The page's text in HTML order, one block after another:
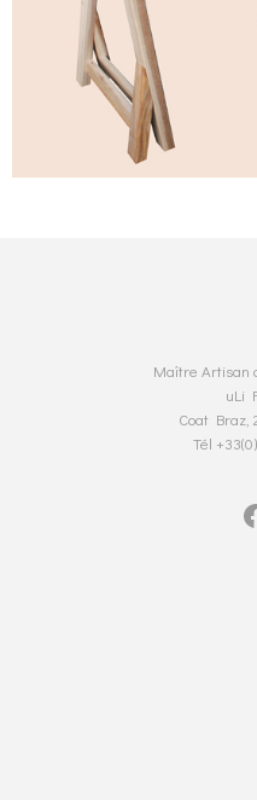
Maître Artisan
uLi
Coat Braz,
Tél